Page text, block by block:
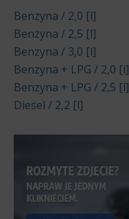
Benzyna / 2,0 [l]
Benzyna / 2,5 [l]
Benzyna / 3,0 [l]
Benzyna + LPG / 2,0 [l]
Benzyna + LPG / 2,5 [l]
Diesel / 2,2 [l]